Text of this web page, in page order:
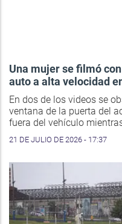
Una mujer se filmó
auto a alta velocidad
En dos de los videos se
ventana de la puerta del
fuera del vehículo
21 DE JULIO DE 2026 - 17:37